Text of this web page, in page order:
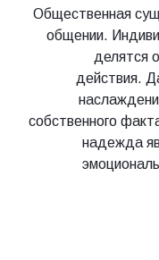
Общественная
общении.
делятся
действия.
собственного
надежда